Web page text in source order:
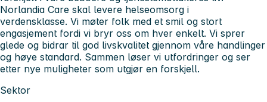
Norlandia Care skal levere helseomsorg i
verdensklasse. Vi møter folk med et smil og stort
engasjement fordi vi bryr oss om hver enkelt. Vi sprer
glede og bidrar til god livskvalitet gjennom våre handlinger
og høye standard. Sammen løser vi utfordringer og ser
etter nye muligheter som utgjør en forskjell.
Sektor